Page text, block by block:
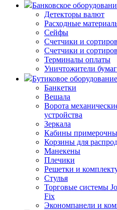
Банковское
Детекторы валют
Расходные
Сейфы
Счетчики и
Счетчики и
Терминалы оплаты
Уничтожители
Бутиковое оборудование
Банкетки
Вешала
Ворота
устройства
Зеркала
Кабины
Корзины для
Манекены
Плечики
Решетки и
Стулья
Торговые системы
Fix
Экономпанели и